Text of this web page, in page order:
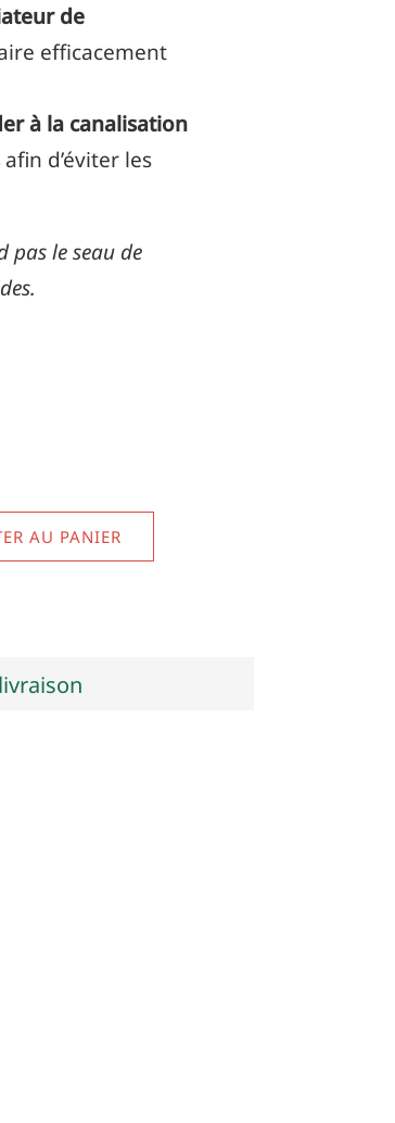
de
efficacement
à la canalisation
afin d’éviter les
pas le seau de
AU PANIER